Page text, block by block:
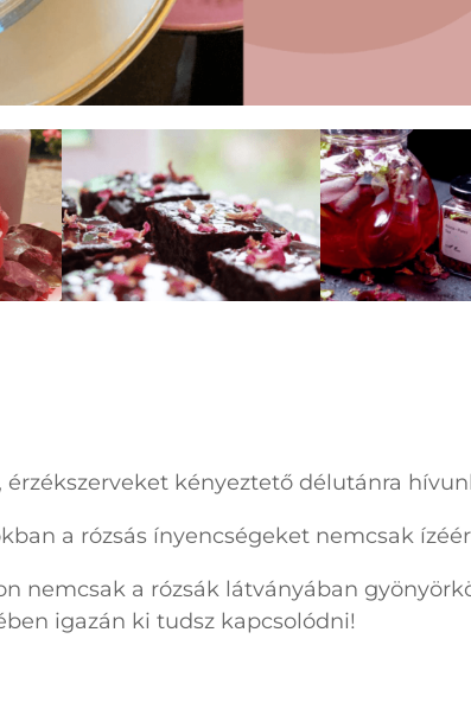
érzékszerveket kényeztető délutánra
a rózsás ínyencségeket nemcsak
nemcsak a rózsák látványában
igazán ki tudsz kapcsolódni!